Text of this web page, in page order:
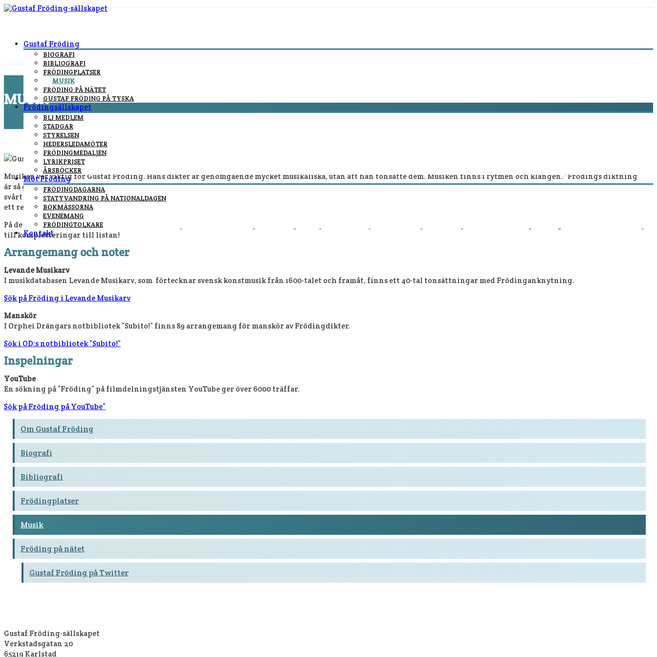
Gustaf Fröding
BIOGRAFI
BIBLIOGRAFI
FRÖDINGPLATSER
MUSIK
FRÖDING PÅ NÄTET
GUSTAF FRÖDING PÅ TYSKA
Frödingsällskapet
BLI MEDLEM
STADGAR
STYRELSEN
HEDERSLEDAMÖTER
FRÖDINGMEDALJEN
LYRIKPRISET
ÅRSBÖCKER
Möt Fröding
FRÖDINGDAGARNA
STATYVANDRING PÅ NATIONALDAGEN
BOKMÄSSORNA
EVENEMANG
FRÖDINGTOLKARE
Kontakt
MUSIK
You are here: Home
Musiken var viktig för Gustaf Fröding. Hans dikter är genomgående mycket musikaliska, utan att han tonsatte dem. Musiken finns i rytmen och klangen. ”Frödings diktning
är så genommusikalisk att det nästan inte finns något att tillägga” konstaterar Håkan Hagegård och Dag Nordmark i förordet till sin bok ”Hör Fröding!” (årsbok 2008). Det är
svårt att tonsätta Fröding, anser alltså många kompositörer. Ändå är det många som försökt – och lyckats. Årsboken ”Fröding och musiken” från 1974 innehåller bland annat
ett register med cirka 500 tonsättningar av över 110 dikter.
På de här sidorna har vi samlat olika förteckningar över tonsättningar och inspelningar av Frödings dikter. Hör gärna av dig till
till kompletteringar till listan!
Arrangemang och noter
Levande Musikarv
I musikdatabasen Levande Musikarv, som förtecknar svensk konstmusik från 1600-talet och framåt, finns ett 40-tal tonsättningar med Frödinganknytning.
Sök på Fröding i Levande Musikarv
Manskör
I Orphei Drängars notbibliotek ”Subito!” finns 89 arrangemang för manskör av Frödingdikter.
Sök i OD:s notbibliotek ”Subito!”
Inspelningar
YouTube
En sökning på ”Fröding” på filmdelningstjänsten YouTube ger över 6000 träffar.
Sök på Fröding på YouTube”
Om Gustaf Fröding
Biografi
Bibliografi
Frödingplatser
Musik
Fröding på nätet
Gustaf Fröding på Twitter
Gustaf Fröding-sällskapet
Verkstadsgatan 20
65219 Karlstad